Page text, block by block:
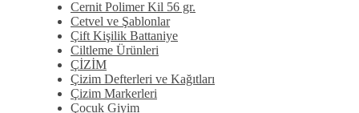
Cernit Polimer Kil 56 gr.
Cetvel ve Şablonlar
Çift Kişilik Battaniye
Ciltleme Ürünleri
ÇİZİM
Çizim Defterleri ve Kağıtları
Çizim Markerleri
Çocuk Giyim